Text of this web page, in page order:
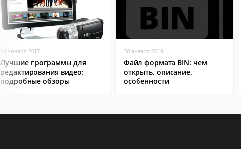
24 января 2017
Лучшие программы для
редактирования видео:
подробные обзоры
30 января 2019
Файл формата BIN: чем
открыть, описание,
особенности